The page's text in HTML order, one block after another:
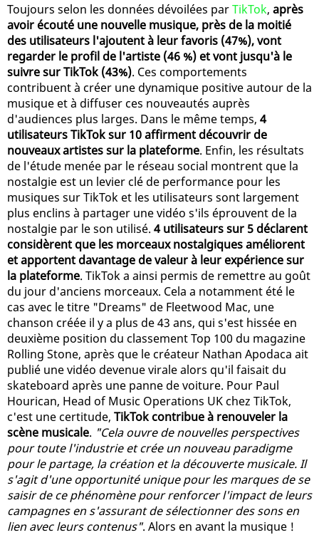
Toujours selon les données dévoilées parTikTok, après
avoir écouté une nouvelle musique, près de la moitié
des utilisateurs l'ajoutent à leur favoris (47%), vont
regarder le profil de l'artiste (46 %) et vont jusqu'à le
suivre sur TikTok (43%). Ces comportements
contribuent à créer une dynamique positive autour de la
musique et à diffuser ces nouveautés auprès
d'audiences plus larges. Dans le même temps, 4
utilisateurs TikTok sur 10 affirment découvrir de
nouveaux artistes sur la plateforme. Enfin, les résultats
de l'étude menée par le réseau social montrent que la
nostalgie est un levier clé de performance pour les
musiques sur TikTok et les utilisateurs sont largement
plus enclins à partager une vidéo s'ils éprouvent de la
nostalgie par le son utilisé. 4 utilisateurs sur 5 déclarent
considèrent que les morceaux nostalgiques améliorent
et apportent davantage de valeur à leur expérience sur
la plateforme. TikTok a ainsi permis de remettre au goût
du jour d'anciens morceaux. Cela a notamment été le
cas avec le titre "Dreams" de Fleetwood Mac, une
chanson créée il y a plus de 43 ans, qui s'est hissée en
deuxième position du classement Top 100 du magazine
Rolling Stone, après que le créateur Nathan Apodaca ait
publié une vidéo devenue virale alors qu'il faisait du
skateboard après une panne de voiture. Pour Paul
Hourican, Head of Music Operations UK chez TikTok,
c'est une certitude, TikTok contribue à renouveler la
scène musicale. "Cela ouvre de nouvelles perspectives
pour toute l'industrie et crée un nouveau paradigme
pour le partage, la création et la découverte musicale. Il
s'agit d'une opportunité unique pour les marques de se
saisir de ce phénomène pour renforcer l'impact de leurs
campagnes en s'assurant de sélectionner des sons en
lien avec leurs contenus". Alors en avant la musique !